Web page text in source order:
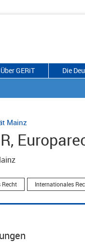
Über GERiT Die
Mainz
Recht Internationales